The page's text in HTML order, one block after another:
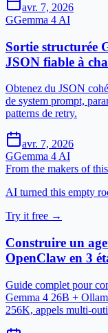
avr. 7, 2026
GGemma 4 AI
Sortie structurée
JSON fiable à
Obtenez du JSON
de system prompt,
patterns de retry.
avr. 7, 2026
GGemma 4 AI
From the makers of
AI turned this empty
Try it free →
Construire un
OpenClaw en 3
Guide complet pour
Gemma 4 26B +
256K, appels multi-